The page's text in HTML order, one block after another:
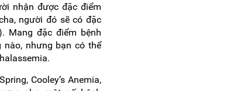
nhận được đặc điểm
người đó sẽ có đặc
Mang đặc điểm bệnh
nhưng bạn có thể
Cooley’s Anemia,